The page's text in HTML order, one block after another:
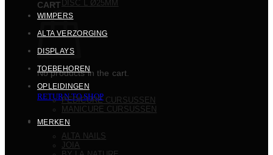
CART
No products in the cart.
RETURN TO SHOP
DISC L Ø25MM
WIMPERS
ALTA VERZORGING
DISPLAYS
TOEBEHOREN
OPLEIDINGEN
PEDICURE CURSUSSEN
MANICURE CURSUSSEN
MERKEN
ALTA NAILS
JOIA